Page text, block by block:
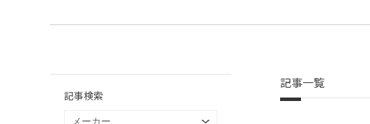
記事一覧
記事検索